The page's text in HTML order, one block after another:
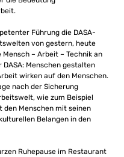
Führung die DASA-
von gestern, heute
– Arbeit – Technik an
Menschen gestalten
wirken auf den Menschen.
nach der Sicherung
wie zum Beispiel
den Menschen mit seinen
Belangen in den
Ruhepause im Restaurant